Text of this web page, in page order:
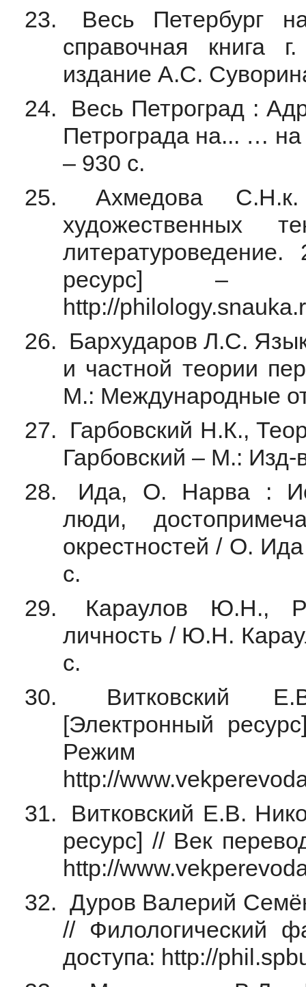
Весь Петербург
справочная книга
издание А.С.
Весь Петроград :
Петрограда на... … на
– 930 с.
Ахмедова С.Н.к.
художественных
ресурс] –
http://
Бархударов Л.С.
и частной теории
М.: Международные
Гарбовский Н.К.,
Гарбовский – М.: Изд-
Ида, О. Нарва :
люди,
окрестностей / О.
с.
Караулов Ю.Н.,
личность / Ю.Н.
с.
Витковский
[Электронный
Режим
http://
Витковский Е.В.
ресурс] // Век
http://
Дуров Валерий
// Филологический
доступа: http://